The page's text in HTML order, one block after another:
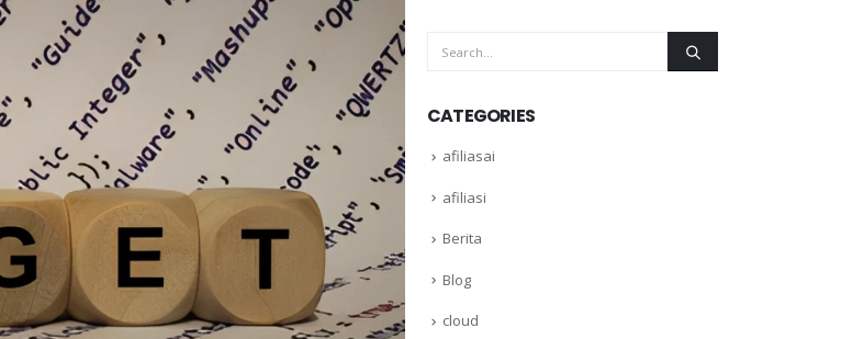
CATEGORIES
afiliasai
afiliasi
Berita
Blog
cloud